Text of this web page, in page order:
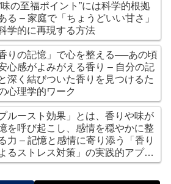
味の至福ポイント”には科学的根拠
る – 家庭で「ちょうどいい甘さ」
学的に再現する方法
香りの記憶」で心を整える──あの頃
心感がよみがえる香り – 自分の記
深く結びついた香りを見つけるた
心理学的ワーク
プルースト効果」とは、香りや味が
を呼び起こし、感情を穏やかに整
力 – 記憶と感情に寄り添う「香り
るストレス対策」の実践的アプロ